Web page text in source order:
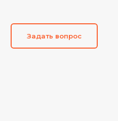
Задать вопрос